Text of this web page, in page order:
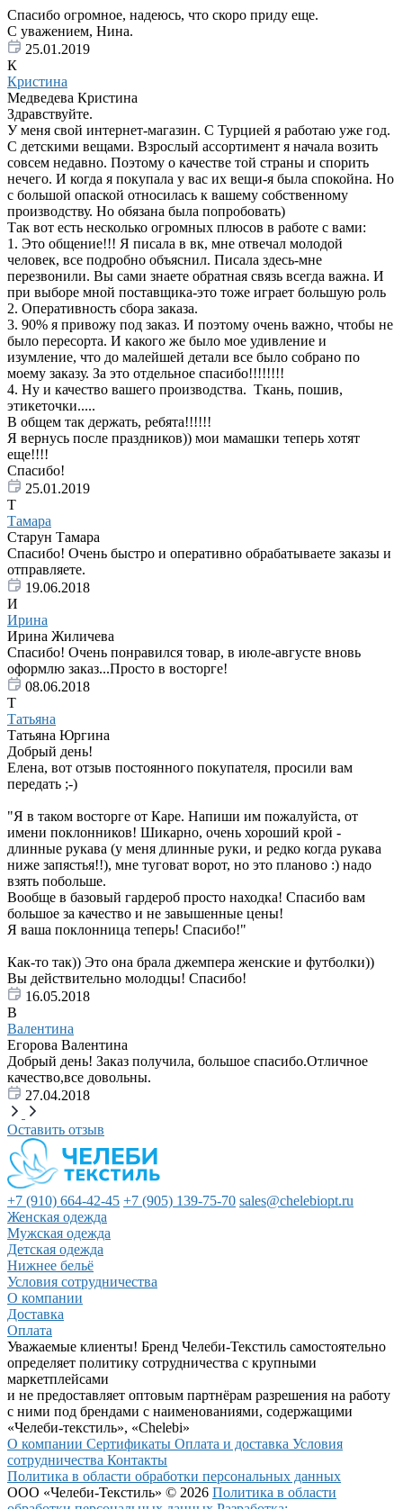
Спасибо огромное, надеюсь, что скоро приду еще.
С уважением, Нина.
25.01.2019
К
Кристина
Медведева Кристина
Здравствуйте.
У меня свой интернет-магазин. С Турцией я работаю уже год.
С детскими вещами. Взрослый ассортимент я начала возить
совсем недавно. Поэтому о качестве той страны и спорить
нечего. И когда я покупала у вас их вещи-я была спокойна. Но
с большой опаской относилась к вашему собственному
производству. Но обязана была попробовать)
Так вот есть несколько огромных плюсов в работе с вами:
1. Это общение!!! Я писала в вк, мне отвечал молодой
человек, все подробно объяснил. Писала здесь-мне
перезвонили. Вы сами знаете обратная связь всегда важна. И
при выборе мной поставщика-это тоже играет большую роль
2. Оперативность сбора заказа.
3. 90% я привожу под заказ. И поэтому очень важно, чтобы не
было пересорта. И какого же было мое удивление и
изумление, что до малейшей детали все было собрано по
моему заказу. За это отдельное спасибо!!!!!!!!
4. Ну и качество вашего производства. Ткань, пошив,
этикеточки.....
В общем так держать, ребята!!!!!!
Я вернусь после праздников)) мои мамашки теперь хотят
еще!!!!
Спасибо!
25.01.2019
Т
Тамара
Старун Тамара
Спасибо! Очень быстро и оперативно обрабатываете заказы и
отправляете.
19.06.2018
И
Ирина
Ирина Жиличева
Спасибо! Очень понравился товар, в июле-августе вновь
оформлю заказ...Просто в восторге!
08.06.2018
Т
Татьяна
Татьяна Юргина
Добрый день!
Елена, вот отзыв постоянного покупателя, просили вам
передать ;-)
"Я в таком восторге от Каре. Напиши им пожалуйста, от
имени поклонников! Шикарно, очень хороший крой -
длинные рукава (у меня длинные руки, и редко когда рукава
ниже запястья!!), мне туговат ворот, но это планово :) надо
взять побольше.
Вообще в базовый гардероб просто находка! Спасибо вам
большое за качество и не завышенные цены!
Я ваша поклонница теперь! Спасибо!"
Как-то так)) Это она брала джемпера женские и футболки))
Вы действительно молодцы! Спасибо!
16.05.2018
В
Валентина
Егорова Валентина
Добрый день! Заказ получила, большое спасибо.Отличное
качество,все довольны.
27.04.2018
Оставить отзыв
+7 (910) 664-42-45 +7 (905) 139-75-70 sales@chelebiopt.ru
Женская одежда
Мужская одежда
Детская одежда
Нижнее бельё
Условия сотрудничества
О компании
Доставка
Оплата
Уважаемые клиенты! Бренд Челеби-Текстиль самостоятельно
определяет политику сотрудничества с крупными
маркетплейсами
и не предоставляет оптовым партнёрам разрешения на работу
с ними под брендами с наименованиями, содержащими
«Челеби-текстиль», «Chelebi»
О компании Сертификаты Оплата и доставка Условия
сотрудничества Контакты
Политика в области обработки персональных данных
ООО «Челеби-Текстиль» © 2026 Политика в области